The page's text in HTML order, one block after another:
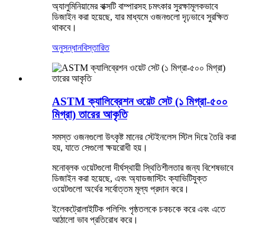
অ্যালুমিনিয়ামের বাক্সটি বাম্পারসহ চমৎকার সুরক্ষামূলকভাবে
ডিজাইন করা হয়েছে, যার মাধ্যমে ওজনগুলো দৃঢ়ভাবে সুরক্ষিত
থাকবে।
অনুসন্ধানবিস্তারিত
ASTM ক্যালিব্রেশন ওয়েট সেট (১ মিগ্রা-৫০০
মিগ্রা) তারের আকৃতি
সমস্ত ওজনগুলো উৎকৃষ্ট মানের স্টেইনলেস স্টিল দিয়ে তৈরি করা
হয়, যাতে সেগুলো ক্ষয়রোধী হয়।
মনোব্লক ওয়েটগুলো দীর্ঘস্থায়ী স্থিতিশীলতার জন্য বিশেষভাবে
ডিজাইন করা হয়েছে, এবং অ্যাডজাস্টিং ক্যাভিটিযুক্ত
ওয়েটগুলো অর্থের সর্বোত্তম মূল্য প্রদান করে।
ইলেকট্রোলাইটিক পলিশিং পৃষ্ঠতলকে চকচকে করে এবং এতে
আঠালো ভাব প্রতিরোধ করে।